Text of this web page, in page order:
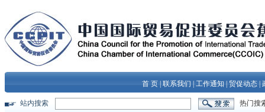
首 页 联系我们 工作通知 贸促动态
站内搜索 热门搜